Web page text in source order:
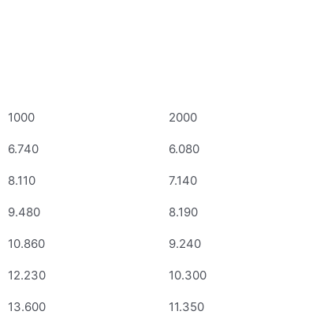
1000 2000
6.740 6.080
8.110 7.140
9.480 8.190
10.860 9.240
12.230 10.300
13.600 11.350